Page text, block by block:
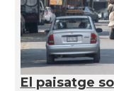
Ambaixada
*
El paisatge